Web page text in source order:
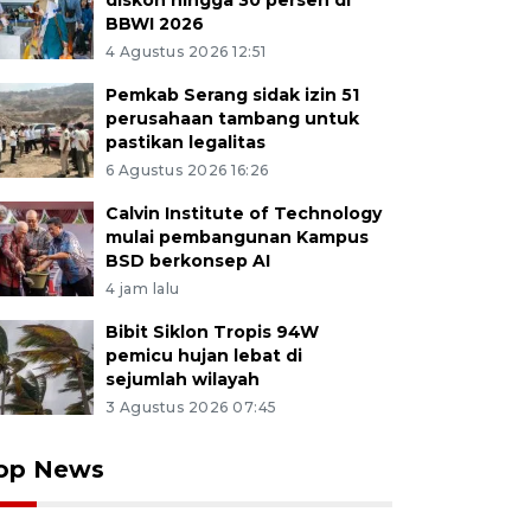
BBWI 2026
4 Agustus 2026 12:51
Pemkab Serang sidak izin 51
perusahaan tambang untuk
pastikan legalitas
6 Agustus 2026 16:26
Calvin Institute of Technology
mulai pembangunan Kampus
BSD berkonsep AI
4 jam lalu
Bibit Siklon Tropis 94W
pemicu hujan lebat di
sejumlah wilayah
3 Agustus 2026 07:45
News